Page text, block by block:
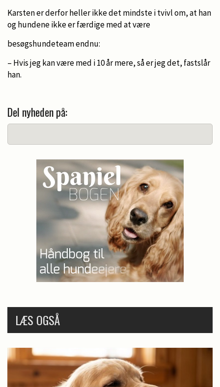
Karsten er derfor heller ikke det mindste i tvivl om, at han
og hundene ikke er færdige med at være
besøgshundeteam endnu:
– Hvis jeg kan være med i 10 år mere, så er jeg det, fastslår
han.
Del nyheden på:
LÆS OGSÅ